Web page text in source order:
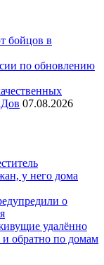
бойцов в
по обновлению
07.08.2026
у него дома
о
удалённо
и обратно по домам